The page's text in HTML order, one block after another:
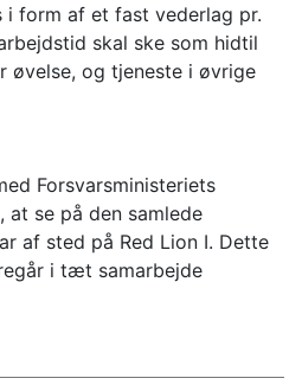
i form af et fast vederlag pr.
skal ske som hidtil
øvelse, og tjeneste i øvrige
Forsvarsministeriets
at se på den samlede
af sted på Red Lion I. Dette
i tæt samarbejde